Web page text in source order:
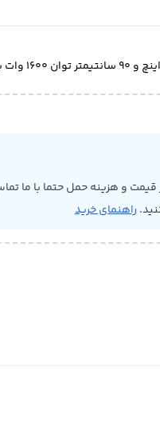
و هزینه حمل حتما با ما
راهنمای خرید